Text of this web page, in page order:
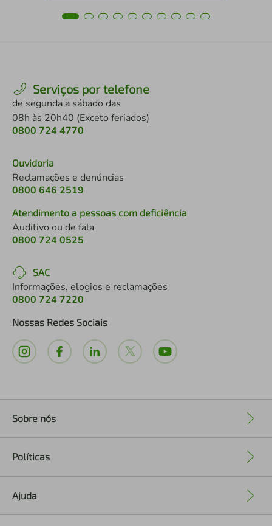
Serviços por telefone
de segunda a sábado das
08h às 20h40 (Exceto feriados)
0800 724 4770
Ouvidoria
Reclamações e denúncias
0800 646 2519
Atendimento a pessoas com deficiência
Auditivo ou de fala
0800 724 0525
SAC
Informações, elogios e reclamações
0800 724 7220
Nossas Redes Sociais
Sobre nós
Políticas
Ajuda